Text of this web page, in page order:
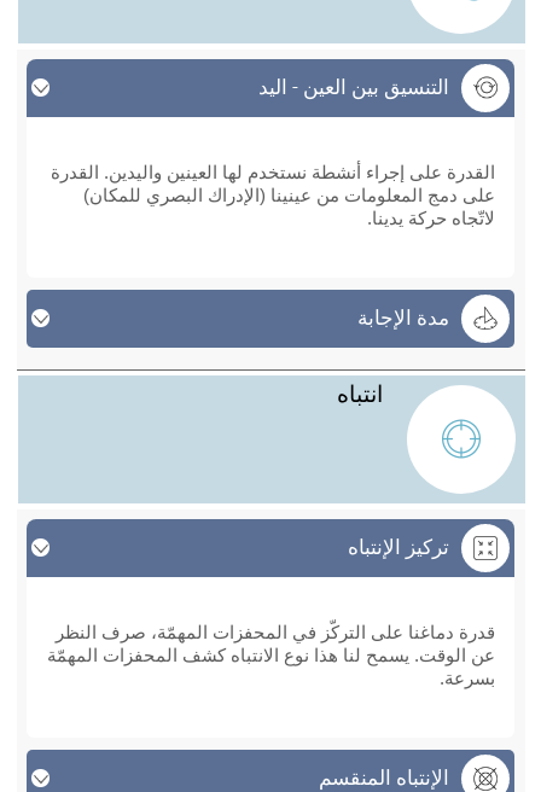
التنسيق بين العين - اليد
القدرة على إجراء أنشطة نستخدم لها العينين واليدين. القدرة
على دمج المعلومات من عينينا (الإدراك البصري للمكان)
لاتّجاه حركة يدينا.
مدة الإجابة
انتباه
تركيز الإنتباه
قدرة دماغنا على التركّز في المحفزات المهمّة، صرف النظر
عن الوقت. يسمح لنا هذا نوع الانتباه كشف المحفزات المهمّة
بسرعة.
الإنتباه المنقسم